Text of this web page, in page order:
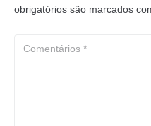
obrigatórios são marcados